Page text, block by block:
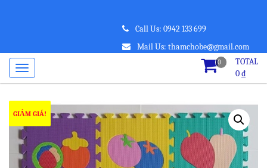
Call Us: 0942 133 699
Mail Us: thamchobe@gmail.com
0
TOTAL
0₫
GIẢM GIÁ!